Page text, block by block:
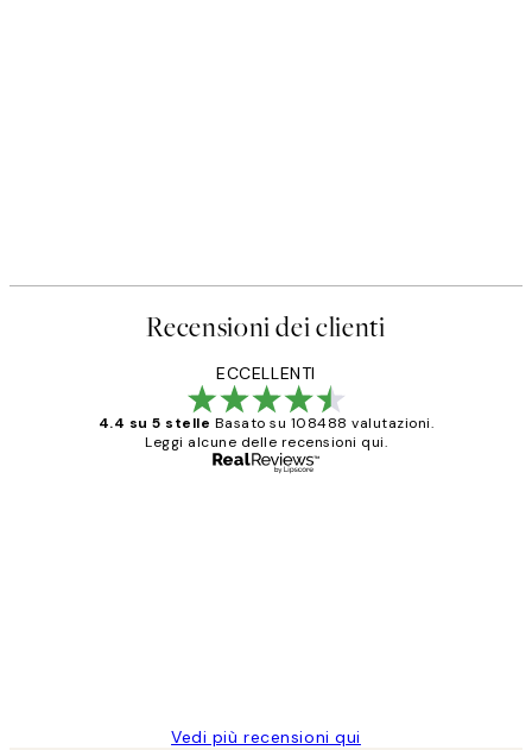
Recensioni dei clienti
ECCELLENTI
4.4 su 5 stelle Basato su 108488 valutazioni.
Leggi alcune delle recensioni qui.
Vedi più recensioni qui